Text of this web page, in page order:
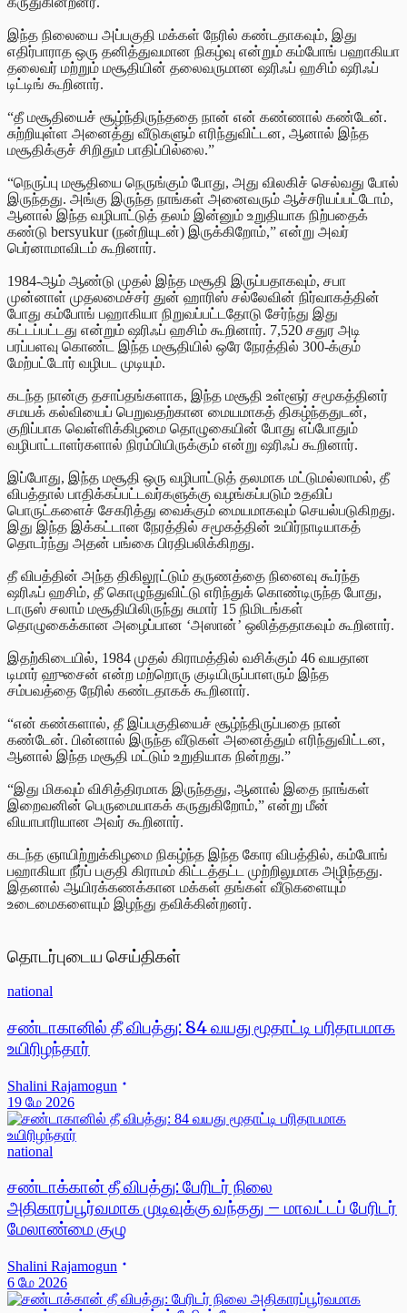
இந்த நிலையை அப்பகுதி மக்கள் நேரில் கண்டதாகவும், இது
எதிர்பாராத ஒரு தனித்துவமான நிகழ்வு என்றும் கம்போங் பஹாகியா
தலைவர் மற்றும் மசூதியின் தலைவருமான ஷரிஃப் ஹசிம் ஷரிஃப்
டிட்டிங் கூறினார்.
“தீ மசூதியைச் சூழ்ந்திருந்ததை நான் என் கண்ணால் கண்டேன்.
சுற்றியுள்ள அனைத்து வீடுகளும் எரிந்துவிட்டன, ஆனால் இந்த
மசூதிக்குச் சிறிதும் பாதிப்பில்லை.”
“நெருப்பு மசூதியை நெருங்கும் போது, அது விலகிச் செல்வது போல்
இருந்தது. அங்கு இருந்த நாங்கள் அனைவரும் ஆச்சரியப்பட்டோம்,
ஆனால் இந்த வழிபாட்டுத் தலம் இன்னும் உறுதியாக நிற்பதைக்
கண்டு bersyukur (நன்றியுடன்) இருக்கிறோம்,” என்று அவர்
பெர்னாமாவிடம் கூறினார்.
1984-ஆம் ஆண்டு முதல் இந்த மசூதி இருப்பதாகவும், சபா
முன்னாள் முதலமைச்சர் துன் ஹாரிஸ் சல்லேவின் நிர்வாகத்தின்
போது கம்போங் பஹாகியா நிறுவப்பட்டதோடு சேர்ந்து இது
கட்டப்பட்டது என்றும் ஷரிஃப் ஹசிம் கூறினார். 7,520 சதுர அடி
பரப்பளவு கொண்ட இந்த மசூதியில் ஒரே நேரத்தில் 300-க்கும்
மேற்பட்டோர் வழிபட முடியும்.
கடந்த நான்கு தசாப்தங்களாக, இந்த மசூதி உள்ளூர் சமூகத்தினர்
சமயக் கல்வியைப் பெறுவதற்கான மையமாகத் திகழ்ந்ததுடன்,
குறிப்பாக வெள்ளிக்கிழமை தொழுகையின் போது எப்போதும்
வழிபாட்டாளர்களால் நிரம்பியிருக்கும் என்று ஷரிஃப் கூறினார்.
இப்போது, இந்த மசூதி ஒரு வழிபாட்டுத் தலமாக மட்டுமல்லாமல், தீ
விபத்தால் பாதிக்கப்பட்டவர்களுக்கு வழங்கப்படும் உதவிப்
பொருட்களைச் சேகரித்து வைக்கும் மையமாகவும் செயல்படுகிறது.
இது இந்த இக்கட்டான நேரத்தில் சமூகத்தின் உயிர்நாடியாகத்
தொடர்ந்து அதன் பங்கை பிரதிபலிக்கிறது.
தீ விபத்தின் அந்த திகிலூட்டும் தருணத்தை நினைவு கூர்ந்த
ஷரிஃப் ஹசிம், தீ கொழுந்துவிட்டு எரிந்துக் கொண்டிருந்த போது,
டாருஸ் சலாம் மசூதியிலிருந்து சுமார் 15 நிமிடங்கள்
தொழுகைக்கான அழைப்பான ‘அஸான்’ ஒலித்ததாகவும் கூறினார்.
இதற்கிடையில், 1984 முதல் கிராமத்தில் வசிக்கும் 46 வயதான
டிமார் ஹுசைன் என்ற மற்றொரு குடியிருப்பாளரும் இந்த
சம்பவத்தை நேரில் கண்டதாகக் கூறினார்.
“என் கண்களால், தீ இப்பகுதியைச் சூழ்ந்திருப்பதை நான்
கண்டேன். பின்னால் இருந்த வீடுகள் அனைத்தும் எரிந்துவிட்டன,
ஆனால் இந்த மசூதி மட்டும் உறுதியாக நின்றது.”
“இது மிகவும் விசித்திரமாக இருந்தது, ஆனால் இதை நாங்கள்
இறைவனின் பெருமையாகக் கருதுகிறோம்,” என்று மீன்
வியாபாரியான அவர் கூறினார்.
கடந்த ஞாயிற்றுக்கிழமை நிகழ்ந்த இந்த கோர விபத்தில், கம்போங்
பஹாகியா நீர்ப் பகுதி கிராமம் கிட்டத்தட்ட முற்றிலுமாக அழிந்தது.
இதனால் ஆயிரக்கணக்கான மக்கள் தங்கள் வீடுகளையும்
உடைமைகளையும் இழந்து தவிக்கின்றனர்.
தொடர்புடைய செய்திகள்
national
சண்டாகானில் தீ விபத்து: 84 வயது மூதாட்டி பரிதாபமாக
உயிரிழந்தார்
Shalini Rajamogun
19 மே 2026
national
சண்டாக்கான் தீ விபத்து: பேரிடர் நிலை
அதிகாரப்பூர்வமாக முடிவுக்கு வந்தது – மாவட்டப் பேரிடர்
மேலாண்மை குழு
Shalini Rajamogun
6 மே 2026